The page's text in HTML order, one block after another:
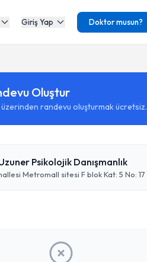
Giriş Yap Doktor musun?
Oluştur
randevu oluşturmak ücretsiz.
Psikolojik Danışmanlık
Metromall sitesi F blok Kat: 5 No: 17